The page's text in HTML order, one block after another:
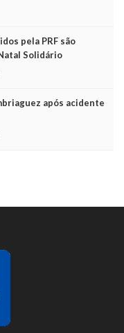
pela PRF são
Solidário
após acidente